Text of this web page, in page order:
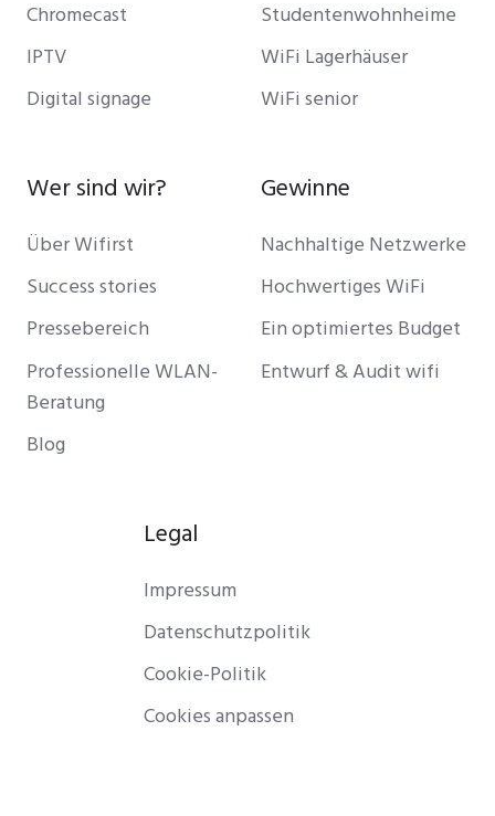
Chromecast
IPTV
Digital signage
Studentenwohnheime
WiFi Lagerhäuser
WiFi senior
Wer sind wir?
Über Wifirst
Success stories
Pressebereich
Professionelle WLAN-
Beratung
Blog
Gewinne
Nachhaltige Netzwerke
Hochwertiges WiFi
Ein optimiertes Budget
Entwurf & Audit wifi
Legal
Impressum
Datenschutzpolitik
Cookie-Politik
Cookies anpassen